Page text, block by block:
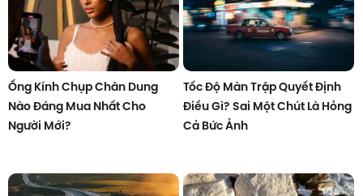
Ống Kính Chụp Chân Dung
Nào Đáng Mua Nhất Cho
Người Mới?
Tốc Độ Màn Trập Quyết Định
Điều Gì? Sai Một Chút Là Hỏng
Cả Bức Ảnh